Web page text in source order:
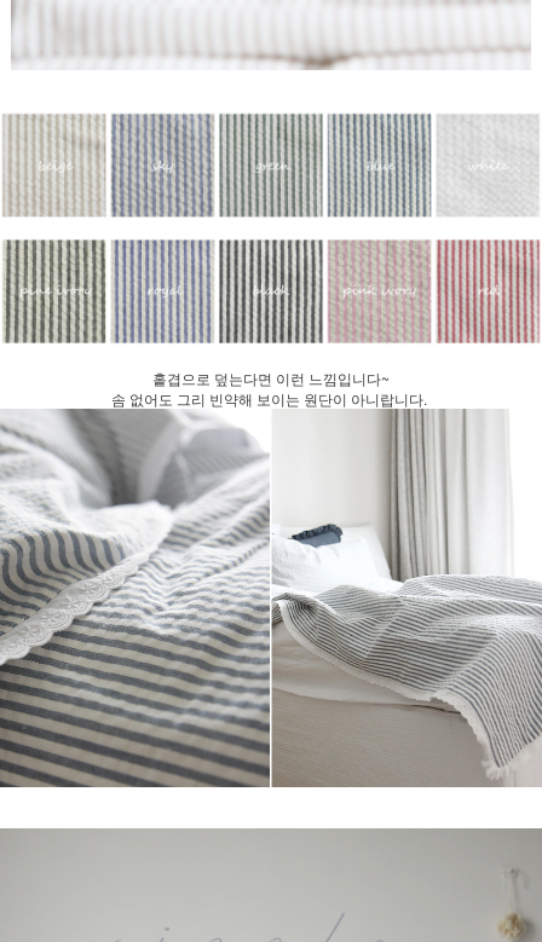
홑겹으로 덮는다면 이런 느낌입니다~
솜 없어도 그리 빈약해 보이는 원단이 아니랍니다.